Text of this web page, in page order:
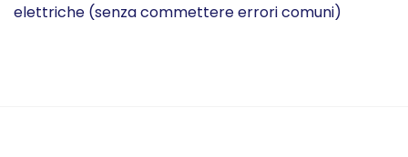
elettriche (senza commettere errori comuni)